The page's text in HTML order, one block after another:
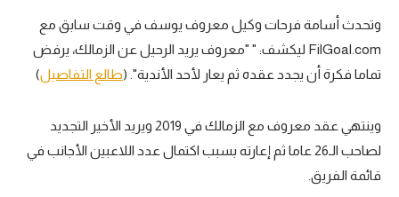
وتحدث أسامة فرحات وكيل معروف يوسف في وقت سابق مع
FilGoal.com ليكشف: " "معروف يريد الرحيل عن الزمالك، يرفض
تماما فكرة أن يجدد عقده ثم يعار لأحد الأندية". (طالع التفاصيل)
وينتهي عقد معروف مع الزمالك في 2019 ويريد الأخير التجديد
لصاحب الـ26 عاما ثم إعارته بسبب اكتمال عدد اللاعبين الأجانب في
قائمة الفريق.